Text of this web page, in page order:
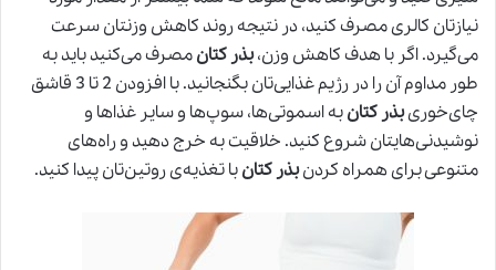
نیازتان کالری مصرف کنید، در نتیجه روند کاهش وزنتان سرعت
می‌گیرد. اگر با هدف کاهش وزن،بذر کتانمصرف می‌کنید باید به
طور مداوم آن را در رژیم غذایی‌تان بگنجانید. با افزودن 2 تا 3 قاشق
چای‌خوریبذر کتانبه اسموتی‌ها، سوپ‌ها و سایر غذاها و
نوشیدنی‌هایتان شروع کنید. خلاقیت به خرج دهید و راه‌های
متنوعی برای همراه کردنبذر کتانبا تغذیه‌ی روتین‌تان پیدا کنید.